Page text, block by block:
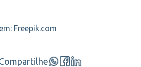
Freepik.com